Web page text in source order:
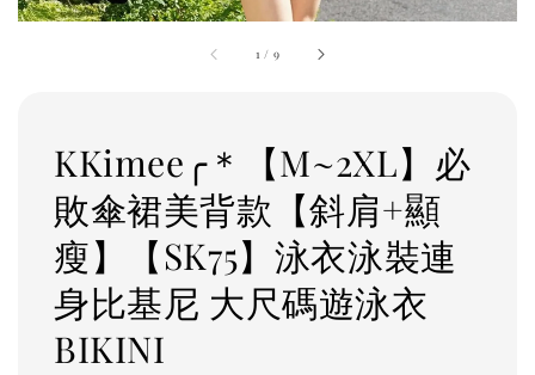
1 / 9
KKimee╭＊【M~2XL】必
敗傘裙美背款【斜肩+顯
瘦】【SK75】泳衣泳裝連
身比基尼 大尺碼遊泳衣
BIKINI